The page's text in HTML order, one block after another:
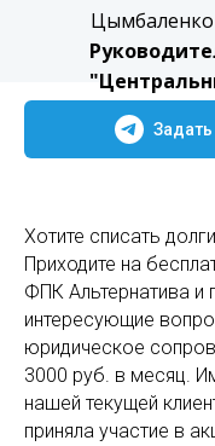
Задать
Хотите списать
Приходите на
ФПК Альтернатива и
интересующие
юридическое
3000 руб. в месяц.
нашей текущей
приняла участие в